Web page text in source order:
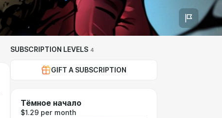
SUBSCRIPTION LEVELS 4
GIFT A SUBSCRIPTION
Тёмное начало
$1.29 per month